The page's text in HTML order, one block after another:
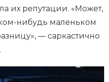
их репутации. «Может,
нибудь маленьком
— саркастично